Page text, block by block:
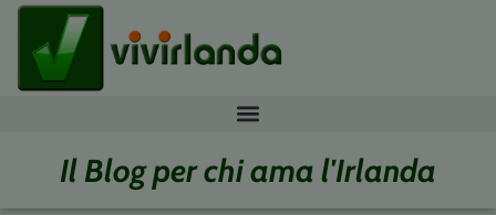
Il Blog per chi ama l'Irlanda